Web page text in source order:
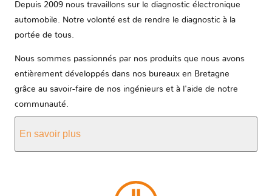
Depuis 2009 nous travaillons sur le diagnostic électronique
automobile. Notre volonté est de rendre le diagnostic à la
portée de tous.
Nous sommes passionnés par nos produits que nous avons
entièrement développés dans nos bureaux en Bretagne
grâce au savoir-faire de nos ingénieurs et à l'aide de notre
communauté.
En savoir plus